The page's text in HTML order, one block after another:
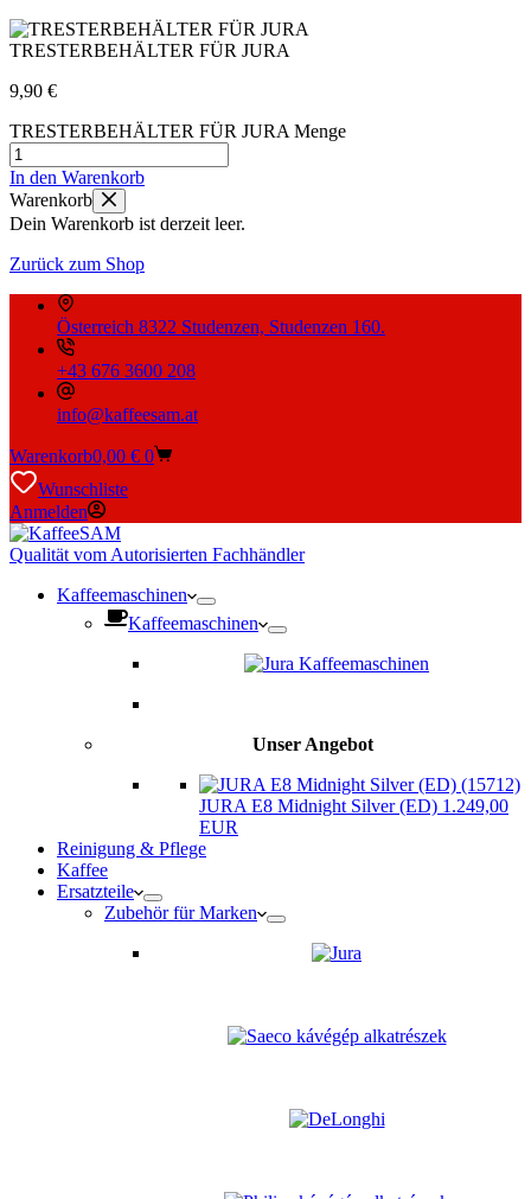
TRESTERBEHÄLTER FÜR JURA
9,90 €
TRESTERBEHÄLTER FÜR JURA Menge
In den Warenkorb
Warenkorb
Dein Warenkorb ist derzeit leer.
Zurück zum Shop
Österreich 8322 Studenzen, Studenzen 160.
+43 676 3600 208
info@kaffeesam.at
Warenkorb0,00 € 0
Wunschliste
Anmelden
Qualität vom Autorisierten Fachhändler
Kaffeemaschinen
Kaffeemaschinen
Unser Angebot
JURA E8 Midnight Silver (ED) 1.249,00
EUR
Reinigung & Pflege
Kaffee
Ersatzteile
Zubehör für Marken